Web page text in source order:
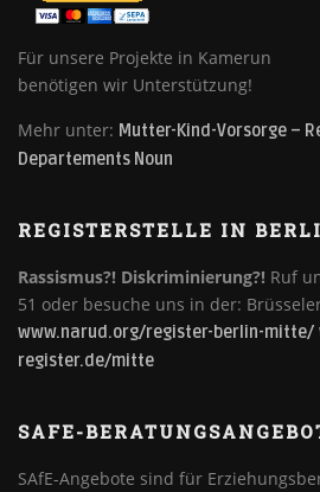
Für unsere Projekte in Kamerun
benötigen wir Unterstützung!
Mehr unter: Mutter-Kind-Vorsorge –
Departements Noun
REGISTERSTELLE IN
Rassismus?! Diskriminierung?! Ruf
51 oder besuche uns in der:
www.narud.org/register-berlin-mitte/
register.de/mitte
SAFE-
SAfE-Angebote sind für